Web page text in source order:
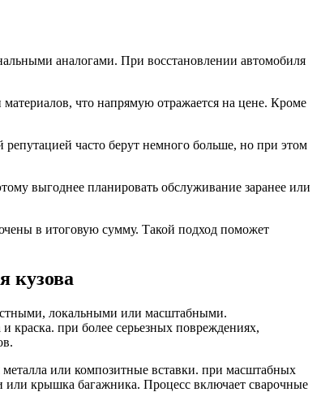
аналогами. При восстановлении автомобиля
что напрямую отражается на цене. Кроме
часто берут немного больше, но при этом
выгоднее планировать обслуживание заранее или
в итоговую сумму. Такой подход поможет
кузова
локальными или масштабными.
краска. при более серьезных повреждениях,
или композитные вставки. при масштабных
или крышка багажника. Процесс включает сварочные